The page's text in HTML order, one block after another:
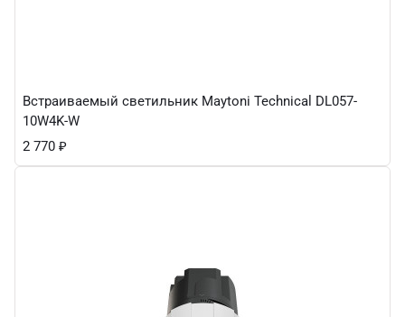
Встраиваемый светильник Maytoni Technical DL057-
10W4K-W
2 770 ₽